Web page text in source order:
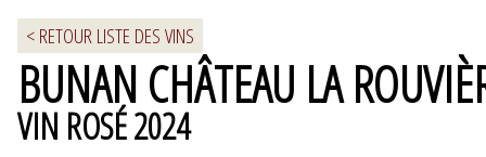
< RETOUR LISTE DES VINS
BUNAN CHÂTEAU LA
VIN ROSÉ 2024